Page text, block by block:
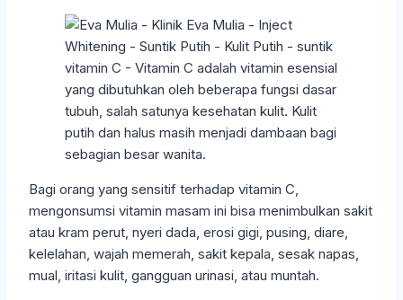
Bagi orang yang sensitif terhadap vitamin C,
mengonsumsi vitamin masam ini bisa menimbulkan sakit
atau kram perut, nyeri dada, erosi gigi, pusing, diare,
kelelahan, wajah memerah, sakit kepala, sesak napas,
mual, iritasi kulit, gangguan urinasi, atau muntah.